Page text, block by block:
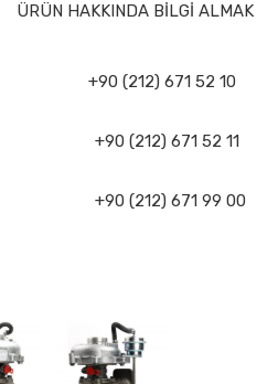
ÜRÜN HAKKINDA BİLGİ ALMAK
ccm +90 (212) 671 52 10
HP +90 (212) 671 52 11
+90 (212) 671 99 00